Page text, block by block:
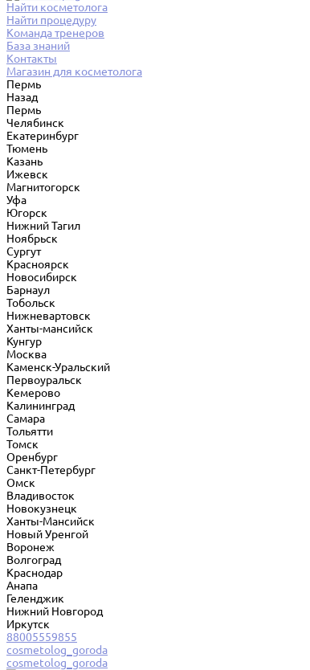
Найти косметолога
Найти процедуру
Команда тренеров
База знаний
Контакты
Магазин для косметолога
Пермь
Назад
Пермь
Челябинск
Екатеринбург
Тюмень
Казань
Ижевск
Магнитогорск
Уфа
Югорск
Нижний Тагил
Ноябрьск
Сургут
Красноярск
Новосибирск
Барнаул
Тобольск
Нижневартовск
Ханты-мансийск
Кунгур
Москва
Каменск-Уральский
Первоуральск
Кемерово
Калининград
Самара
Тольятти
Томск
Оренбург
Санкт-Петербург
Омск
Владивосток
Новокузнецк
Ханты-Мансийск
Новый Уренгой
Воронеж
Волгоград
Краснодар
Анапа
Геленджик
Нижний Новгород
Иркутск
88005559855
cosmetolog_goroda
cosmetolog_goroda